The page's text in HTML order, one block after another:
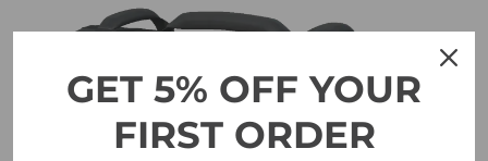
GET 5% OFF YOUR
FIRST ORDER